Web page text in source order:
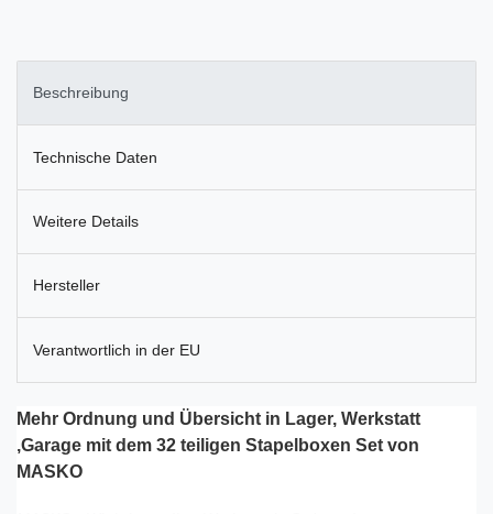
Beschreibung
Technische Daten
Weitere Details
Hersteller
Verantwortlich in der EU
Mehr Ordnung und Übersicht in Lager, Werkstatt
,Garage mit dem 32 teiligen Stapelboxen Set von
MASKO